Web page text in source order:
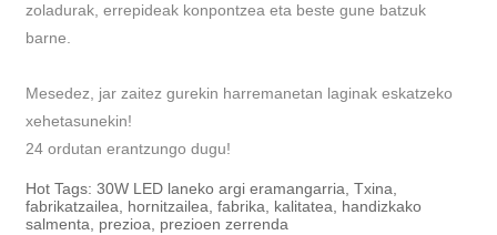
zoladurak, errepideak konpontzea eta beste gune batzuk
barne.
Mesedez, jar zaitez gurekin harremanetan laginak eskatzeko
xehetasunekin!
24 ordutan erantzungo dugu!
Hot Tags: 30W LED laneko argi eramangarria, Txina,
fabrikatzailea, hornitzailea, fabrika, kalitatea, handizkako
salmenta, prezioa, prezioen zerrenda